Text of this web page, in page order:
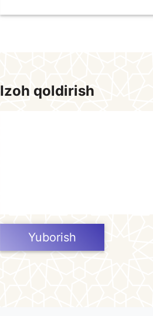
Izoh qoldirish
Yuborish